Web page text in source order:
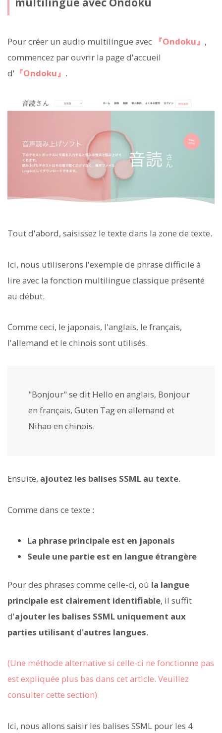
Pour créer un audio multilingue avec 『Ondoku』 ,
commencez par ouvrir la page d'accueil
d' 『Ondoku』 .
Tout d'abord, saisissez le texte dans la zone de texte.
Ici, nous utiliserons l'exemple de phrase difficile à
lire avec la fonction multilingue classique présenté
au début.
Comme ceci, le japonais, l'anglais, le français,
l'allemand et le chinois sont utilisés.
"Bonjour" se dit Hello en anglais, Bonjour
en français, Guten Tag en allemand et
Nihao en chinois.
Ensuite, ajoutez les balises SSML au texte.
Comme dans ce texte :
La phrase principale est en japonais
Seule une partie est en langue étrangère
Pour des phrases comme celle-ci, où la langue
principale est clairement identifiable, il suffit
d'ajouter les balises SSML uniquement aux
parties utilisant d'autres langues.
(Une méthode alternative si celle-ci ne fonctionne pas
est expliquée plus bas dans cet article. Veuillez
consulter cette section)
Ici, nous allons saisir les balises SSML pour les 4